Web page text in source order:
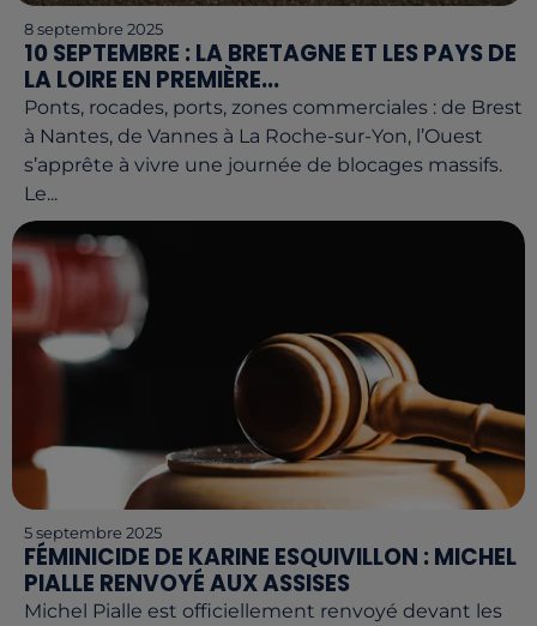
8 septembre 2025
10 SEPTEMBRE : LA BRETAGNE ET LES PAYS DE
LA LOIRE EN PREMIÈRE...
Ponts, rocades, ports, zones commerciales : de Brest
à Nantes, de Vannes à La Roche-sur-Yon, l’Ouest
s’apprête à vivre une journée de blocages massifs.
Le...
5 septembre 2025
FÉMINICIDE DE KARINE ESQUIVILLON : MICHEL
PIALLE RENVOYÉ AUX ASSISES
Michel Pialle est officiellement renvoyé devant les